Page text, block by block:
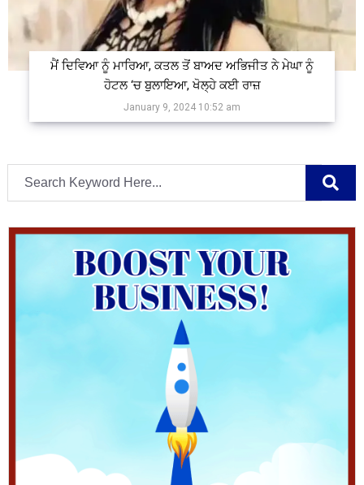
ਮੈਂ ਦਿਵਿਆ ਨੂੰ ਮਾਰਿਆ, ਕਤਲ ਤੋਂ ਬਾਅਦ ਅਭਿਜੀਤ ਨੇ ਮੇਘਾ ਨੂੰ
ਹੋਟਲ ‘ਚ ਬੁਲਾਇਆ, ਖੋਲ੍ਹੇ ਕਈ ਰਾਜ਼
January 9, 2024 10:52 am